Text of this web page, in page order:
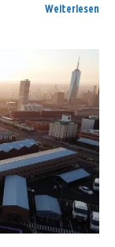
Weiterlesen